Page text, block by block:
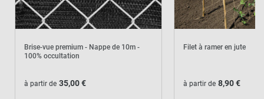
Brise-vue premium - Nappe de 10m -
100% occultation
à partir de 35,00 €
Filet à ramer en jute
à partir de 8,90 €